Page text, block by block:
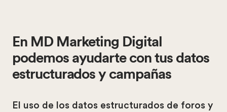
En MD Marketing Digital
podemos ayudarte con tus datos
estructurados y campañas
El uso de los datos estructurados de foros y